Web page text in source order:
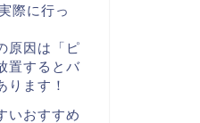
際に行っ
原因は「ピ
置するとバ
ります！
いおすすめ